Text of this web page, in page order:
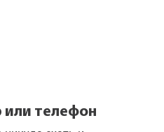
телефон